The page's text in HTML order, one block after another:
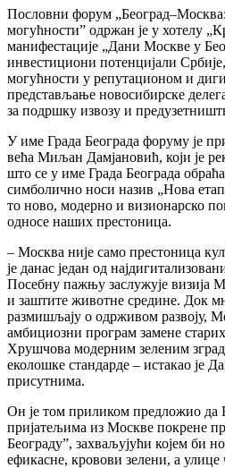
Пословни форум
могућности” одржан је у хотелу
манифестације „Дани Москве у
инвестициони потенцијали
могућности у репутационом и
представљање новосибирске
за подршку извозу и
У име Града Београда форуму је
већа Миљан Дамјановић, који је
што се у име Града Београда
симболично носи назив „Нова
то ново, модерно и визионарско
односе наших престоница.
– Москва није само престоница
је данас један од
Посебну пажњу заслужује визија
и заштите животне средине. Док
размишљају о одрживом развоју,
амбициозни програм замене
Хрушчова модерним зеленим
еколошке стандарде – истакао је
присутнима.
Он је том приликом предложио да
пријатељима из Москве покрене
Београду”, захваљујући којем би
ефикасне, кровови зелени, а улице